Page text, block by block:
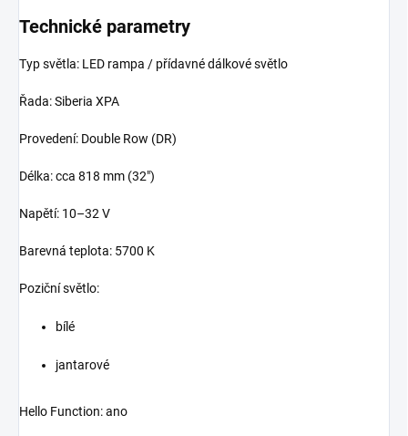
Technické parametry
Typ světla: LED rampa / přídavné dálkové světlo
Řada: Siberia XPA
Provedení: Double Row (DR)
Délka: cca 818 mm (32")
Napětí: 10–32 V
Barevná teplota: 5700 K
Poziční světlo:
bílé
jantarové
Hello Function: ano